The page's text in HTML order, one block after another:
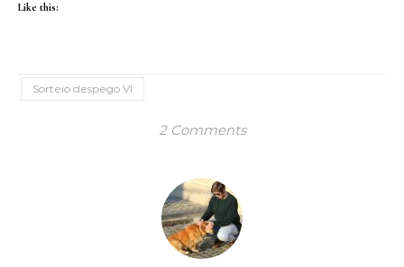
Like this:
Sorteio despego VI
2 Comments